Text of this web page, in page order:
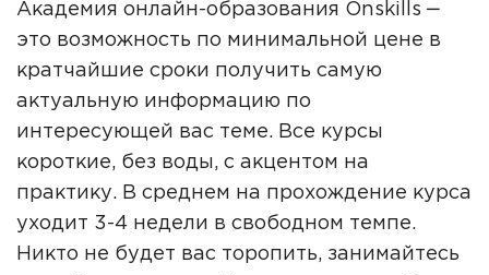
Академия онлайн-образования Onskills ‒
это возможность по минимальной цене в
кратчайшие сроки получить самую
актуальную информацию по
интересующей вас теме. Все курсы
короткие, без воды, с акцентом на
практику. В среднем на прохождение курса
уходит 3-4 недели в свободном темпе.
Никто не будет вас торопить, занимайтесь